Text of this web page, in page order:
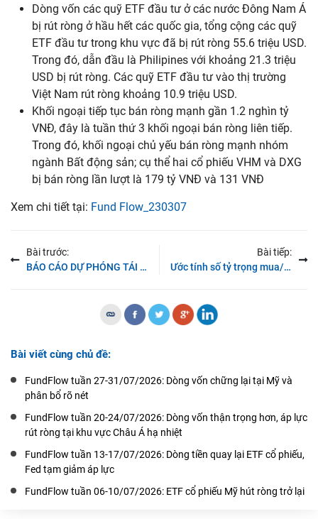
Dòng vốn các quỹ ETF đầu tư ở các nước Đông Nam Á
bị rút ròng ở hầu hết các quốc gia, tổng cộng các quỹ
ETF đầu tư trong khu vực đã bị rút ròng 55.6 triệu USD.
Trong đó, dẫn đầu là Philipines với khoảng 21.3 triệu
USD bị rút ròng. Các quỹ ETF đầu tư vào thị trường
Việt Nam rút ròng khoảng 10.9 triệu USD.
Khối ngoại tiếp tục bán ròng mạnh gần 1.2 nghìn tỷ
VNĐ, đây là tuần thứ 3 khối ngoại bán ròng liên tiếp.
Trong đó, khối ngoại chủ yếu bán ròng mạnh nhóm
ngành Bất động sản; cụ thể hai cổ phiếu VHM và DXG
bị bán ròng lần lượt là 179 tỷ VNĐ và 131 VNĐ
Xem chi tiết tại: Fund Flow_230307
Bài trước:
BÁO CÁO DỰ PHÓNG TÁI CƠ CẤU ETF Q1/2023 – 28/02/2023
Bài tiếp:
Ước tính số tỷ trọng mua/bán của quỹ DB FTSE ETF quý 1/2023
Bài viết cùng chủ đề:
FundFlow tuần 27-31/07/2026: Dòng vốn chững lại tại Mỹ và
phân bổ rõ nét
FundFlow tuần 20-24/07/2026: Dòng vốn thận trọng hơn, áp lực
rút ròng tại khu vực Châu Á hạ nhiệt
FundFlow tuần 13-17/07/2026: Dòng tiền quay lại ETF cổ phiếu,
Fed tạm giảm áp lực
FundFlow tuần 06-10/07/2026: ETF cổ phiếu Mỹ hút ròng trở lại